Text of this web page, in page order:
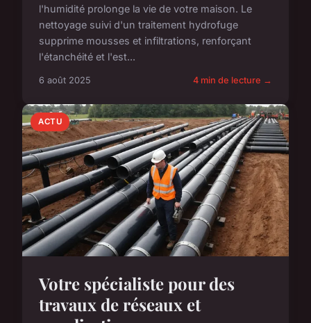
l'humidité prolonge la vie de votre maison. Le
nettoyage suivi d'un traitement hydrofuge
supprime mousses et infiltrations, renforçant
l'étanchéité et l'est...
6 août 2025 4 min de lecture →
ACTU
Votre spécialiste pour des
travaux de réseaux et